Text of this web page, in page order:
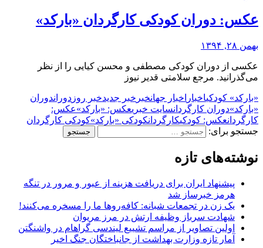
عکس: دوران کودکی کارگردان «بارکد»
بهمن ۲۸, ۱۳۹۴
عکسی از دوران کودکی مصطفی و محسن کیایی را از نظر
می‌گذرانید. مرجع سلامتی قدیر نیوز
«بارکد» کودکیاخبار اخبار جهانخبر خبر جدیدخبر روز دوراندوران
«بارکد»دوران کارگردانسایت خبریعکس: «بارکد»عکس:
کارگردانعکس: کودکیکارگردانکودکی «بارکد»کودکی کارگردان
جستجو برای:
نوشته‌های تازه
پیشنهاد ایران برای دریافت هزینه از عبور و مرور در تنگه
هرمز خبرساز شد
یک زن در تجمعات شبانه: کافه‌روها ما را مسخره می‌کنند!
شهادت سرباز وظیفه ارتش در مرز مریوان
اولین تصاویر از مراسم تشییع لیندسی گراهام در واشنگتن
آمار تازه وزارت بهداشت از جانباختگان جنگ اخیر